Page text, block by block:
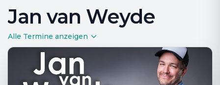
Jan van Weyde
Alle Termine anzeigen